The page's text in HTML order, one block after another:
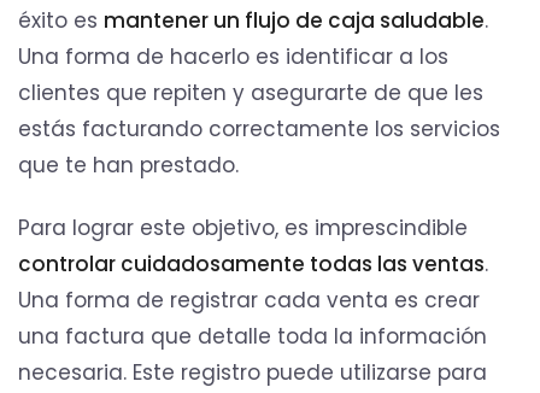
éxito es mantener un flujo de caja saludable.
Una forma de hacerlo es identificar a los
clientes que repiten y asegurarte de que les
estás facturando correctamente los servicios
que te han prestado.
Para lograr este objetivo, es imprescindible
controlar cuidadosamente todas las ventas.
Una forma de registrar cada venta es crear
una factura que detalle toda la información
necesaria. Este registro puede utilizarse para